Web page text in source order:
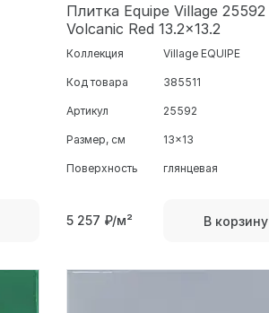
Плитка Equipe Village 25592
Volcanic Red 13.2x13.2
Коллекция Village EQUIPE
Код товара 385511
Артикул 25592
Размер, см 13x13
Поверхность глянцевая
5 257 ₽/м² В корзину